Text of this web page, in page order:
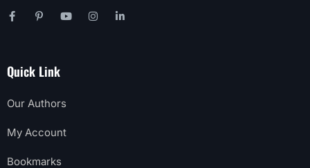
Quick Link
Our Authors
My Account
Bookmarks